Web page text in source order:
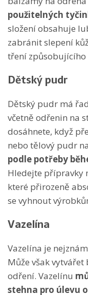
použitelných
složení obsahuje
zabránit slepení
tření způsobujícího
Dětský pudr
Dětský pudr má
včetně odřenin na
dosáhnete, když
nebo tělový pudr
podle potřeby
Hledejte přípravky
které přirozeně
se vyhnout
Vazelína
Vazelína je
Může však
odření. Vazelínu
stehna pro úlevu